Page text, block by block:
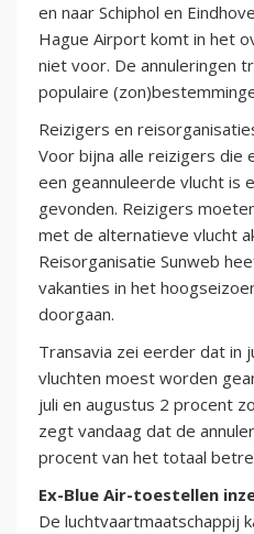
en naar Schiphol en
Hague Airport komt in het
niet voor. De annuleringen
populaire
Reizigers en
Voor bijna alle reizigers die
een geannuleerde vlucht is
gevonden. Reizigers
met de alternatieve vlucht
Reisorganisatie Sunweb
vakanties in het
doorgaan.
Transavia zei eerder dat in
vluchten moest worden
juli en augustus 2 procent
zegt vandaag dat de
procent van het totaal
Ex-Blue Air-toestellen
De luchtvaartmaatschappij